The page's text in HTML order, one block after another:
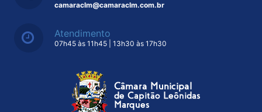
camaraclm@camaraclm.com.br
Atendimento
07h45 às 11h45 | 13h30 às 17h30